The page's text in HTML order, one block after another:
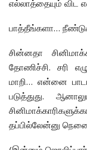
எல்லாத்தையும் விட
பாத்தீங்களா…
சின்னதா
தோணிச்சி. சரி
மாறி… என்னை பாடா
படுத்துது.
தப்பில்லேன்னு